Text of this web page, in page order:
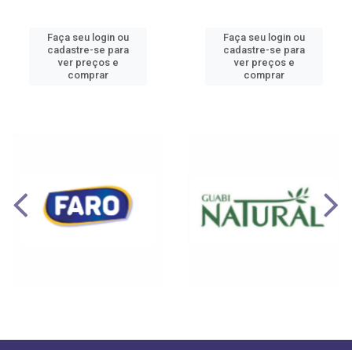
Faça seu login ou
cadastre-se para
ver preços e
comprar
Faça seu login ou
cadastre-se para
ver preços e
comprar